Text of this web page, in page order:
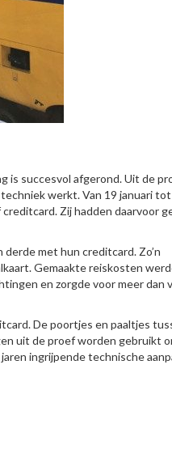
is succesvol afgerond. Uit de
werkt. Van 19 januari
Zij hadden daarvoor
met hun creditcard. Zo’n
Gemaakte reiskosten
en zorgde voor meer dan
De poortjes en paaltjes
uit de proef worden gebruikt
ingrijpende technische